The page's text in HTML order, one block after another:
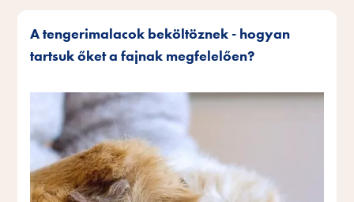
A tengerimalacok beköltöznek - hogyan
tartsuk őket a fajnak megfelelően?